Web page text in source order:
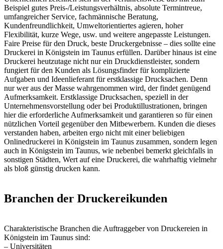
Beispiel gutes Preis-/Leistungsverhältnis, absolute Termintreue,
umfangreicher Service, fachmännische Beratung,
Kundenfreundlichkeit, Umweltorientiertes agieren, hoher
Flexibilität, kurze Wege, usw. und weitere angepasste Leistungen.
Faire Preise für den Druck, beste Druckergebnisse – dies sollte eine
Druckerei in Königstein im Taunus erfüllen. Darüber hinaus ist eine
Druckerei heutzutage nicht nur ein Druckdienstleister, sondern
fungiert für den Kunden als Lösungsfinder für komplizierte
Aufgaben und Ideenlieferant für erstklassige Drucksachen. Denn
nur wer aus der Masse wahrgenommen wird, der findet genügend
Aufmerksamkeit. Erstklassige Drucksachen, speziell in der
Unternehmensvorstellung oder bei Produktillustrationen, bringen
hier die erforderliche Aufmerksamkeit und garantieren so für einen
nützlichen Vorteil gegenüber den Mitbewerbern. Kunden die dieses
verstanden haben, arbeiten ergo nicht mit einer beliebigen
Onlinedruckerei in Königstein im Taunus zusammen, sondern legen
auch in Königstein im Taunus, wie nebenbei bemerkt gleichfalls in
sonstigen Städten, Wert auf eine Druckerei, die wahrhaftig vielmehr
als bloß günstig drucken kann.
Branchen der Druckereikunden
Charakteristische Branchen die Auftraggeber von Druckereien in
Königstein im Taunus sind:
– Universitäten